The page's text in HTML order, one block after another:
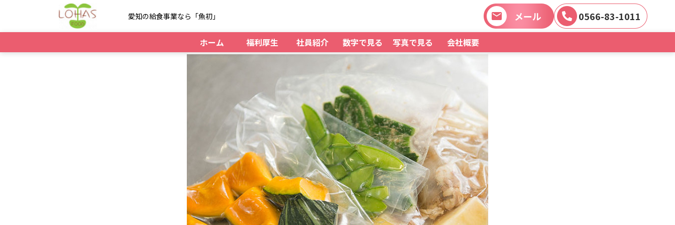
愛知の給食事業なら「魚初」 メール 0566-83-1011
ホーム 福利厚生 社員紹介 数字で見る 写真で見る 会社概要